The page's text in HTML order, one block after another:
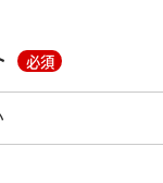
必須